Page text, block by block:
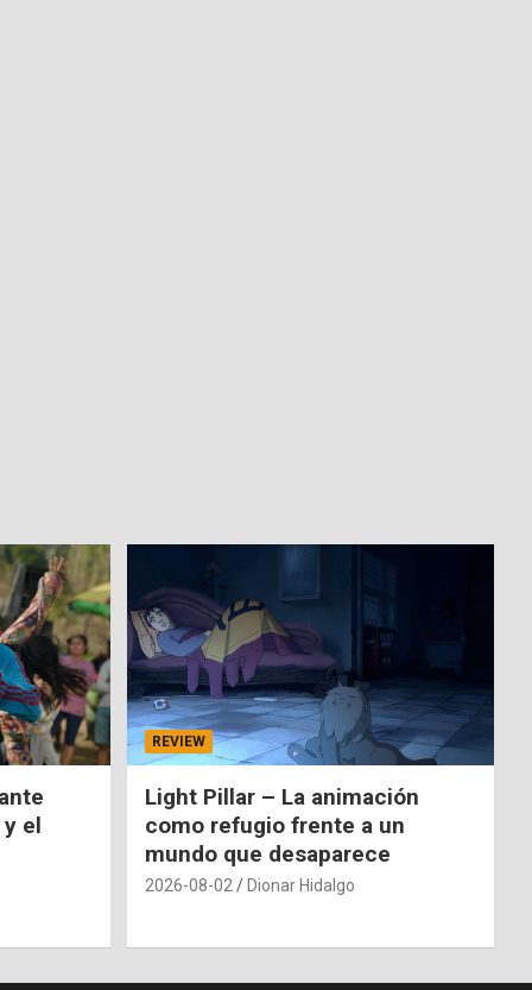
el
REVIEW
Light Pillar – La animación
como refugio frente a un
mundo que desaparece
2026-08-02 Dionar Hidalgo